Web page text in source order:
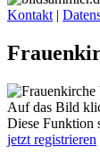
Kontakt |
Auf das Bild
Diese Funktion
jetzt registrieren